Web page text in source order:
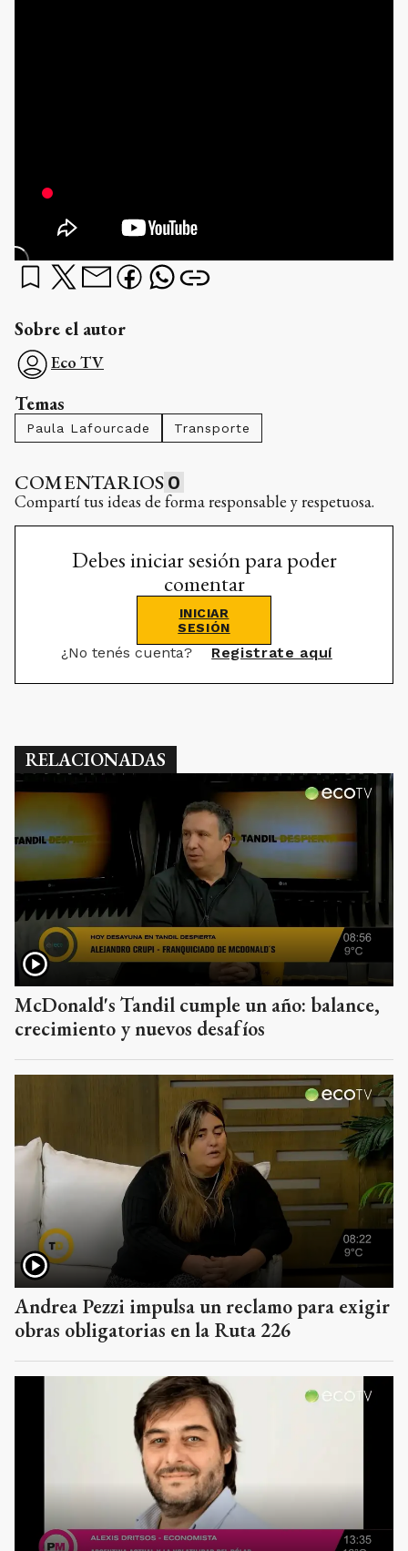
Sobre el autor
Eco TV
Temas
Paula Lafourcade Transporte
COMENTARIOS 0
Compartí tus ideas de forma responsable y respetuosa.
Debes iniciar sesión para poder
comentar
INICIAR
SESIÓN
¿No tenés cuenta? Registrate aquí
RELACIONADAS
McDonald's Tandil cumple un año: balance,
crecimiento y nuevos desafíos
Andrea Pezzi impulsa un reclamo para exigir
obras obligatorias en la Ruta 226